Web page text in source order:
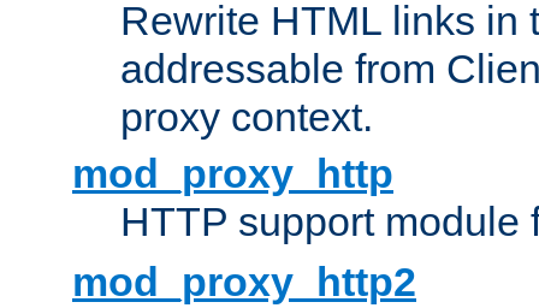
Rewrite HTML links in
addressable from
proxy context.
mod_proxy_http
HTTP support module
mod_proxy_http2